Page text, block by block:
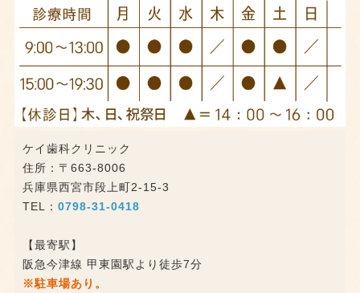
ケイ歯科クリニック
住所：〒663-8006
兵庫県西宮市段上町2-15-3
TEL： 0798-31-0418
【最寄駅】
阪急今津線 甲東園駅より徒歩7分
※駐車場あり。